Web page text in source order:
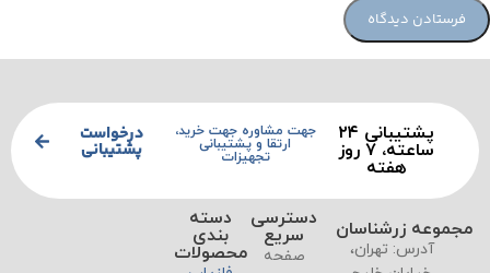
پشتیبانی ۲۴
ساعته، ۷ روز
هفته
جهت مشاوره جهت خرید،
ارتقا و پشتیبانی
تجهیزات
درخواست
پشتیبانی
مجموعه زرشناسان
آدرس: تهران،
دسترسی
سریع
صفحه
دسته
بندی
محصولات